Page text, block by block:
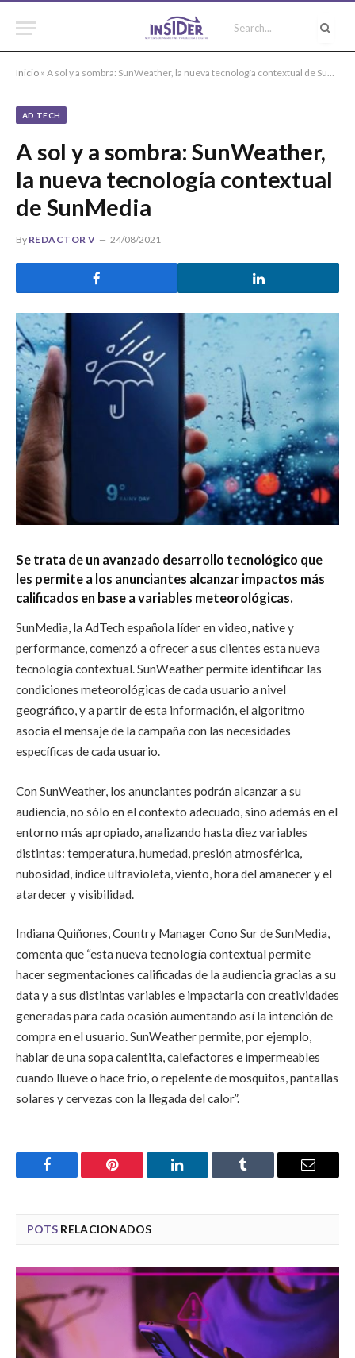
Inicio » A sol y a sombra: SunWeather, la nueva tecnología contextual de SunMedia
AD TECH
A sol y a sombra: SunWeather,
la nueva tecnología contextual
de SunMedia
By REDACTOR V 24/08/2021
Se trata de un avanzado desarrollo tecnológico que
les permite a los anunciantes alcanzar impactos más
calificados en base a variables meteorológicas.
SunMedia, la AdTech española líder en video, native y
performance, comenzó a ofrecer a sus clientes esta nueva
tecnología contextual. SunWeather permite identificar las
condiciones meteorológicas de cada usuario a nivel
geográfico, y a partir de esta información, el algoritmo
asocia el mensaje de la campaña con las necesidades
específicas de cada usuario.
Con SunWeather, los anunciantes podrán alcanzar a su
audiencia, no sólo en el contexto adecuado, sino además en el
entorno más apropiado, analizando hasta diez variables
distintas: temperatura, humedad, presión atmosférica,
nubosidad, índice ultravioleta, viento, hora del amanecer y el
atardecer y visibilidad.
Indiana Quiñones, Country Manager Cono Sur de SunMedia,
comenta que “esta nueva tecnología contextual permite
hacer segmentaciones calificadas de la audiencia gracias a su
data y a sus distintas variables e impactarla con creatividades
generadas para cada ocasión aumentando así la intención de
compra en el usuario. SunWeather permite, por ejemplo,
hablar de una sopa calentita, calefactores e impermeables
cuando llueve o hace frío, o repelente de mosquitos, pantallas
solares y cervezas con la llegada del calor”.
Facebook Pinterest LinkedIn Tumblr Email
POTS RELACIONADOS